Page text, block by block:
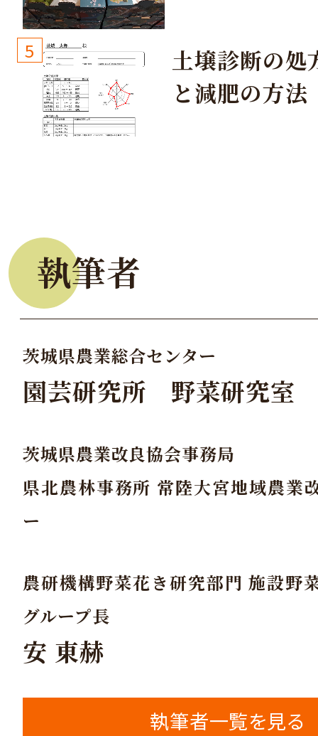
しょう！
5
土壌診断の処
と減肥の方法
執筆者
茨城県農業総合センター
園芸研究所 野菜研究室
茨城県農業改良協会事務局
県北農林事務所 常陸大宮地域農業
ー
農研機構野菜花き研究部門 施設野
グループ長
安 東赫
執筆者一覧を見る